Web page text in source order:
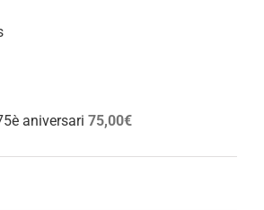
aniversari 75,00€